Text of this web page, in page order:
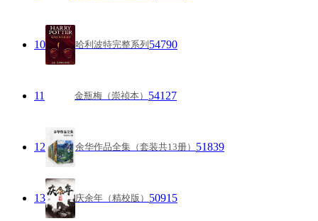
10 哈利波特完整系列 54790
11 金瓶梅（崇祯本） 54127
12 余华作品全集（套装共13册） 51839
13 庆余年（精校版） 50915